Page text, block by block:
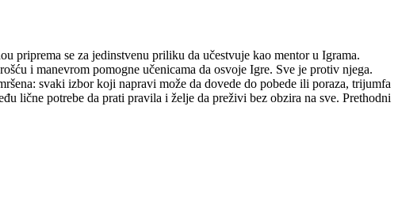
priprema se za jedinstvenu priliku da učestvuje kao mentor u Igrama.
i manevrom pomogne učenicama da osvoje Igre. Sve je protiv njega.
svaki izbor koji napravi može da dovede do pobede ili poraza, trijumfa
lične potrebe da prati pravila i želje da preživi bez obzira na sve. Prethodni